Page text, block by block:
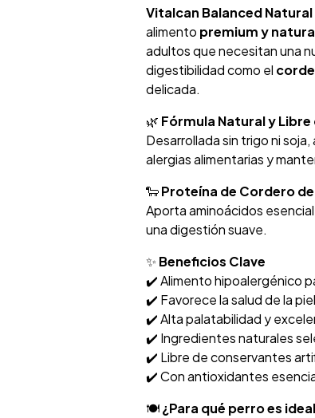
Vitalcan Balanced
alimento premium y
adultos que necesitan una
digestibilidad como el
delicada.
🌿 Fórmula Natural y
Desarrollada sin trigo ni
alergias alimentarias y
🐑Proteína de Cordero
Aporta aminoácidos
una digestión suave.
✨ Beneficios Clave
✔️ Alimento hipoalergénico
✔️ Favorece la salud de la
✔️ Alta palatabilidad y
✔️ Ingredientes naturales
✔️ Libre de conservantes
✔️ Con antioxidantes
🍽️¿Para qué perro es